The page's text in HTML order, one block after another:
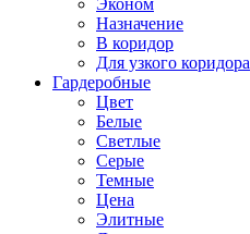
Эконом
Назначение
В коридор
Для узкого коридора
Гардеробные
Цвет
Белые
Светлые
Серые
Темные
Цена
Элитные